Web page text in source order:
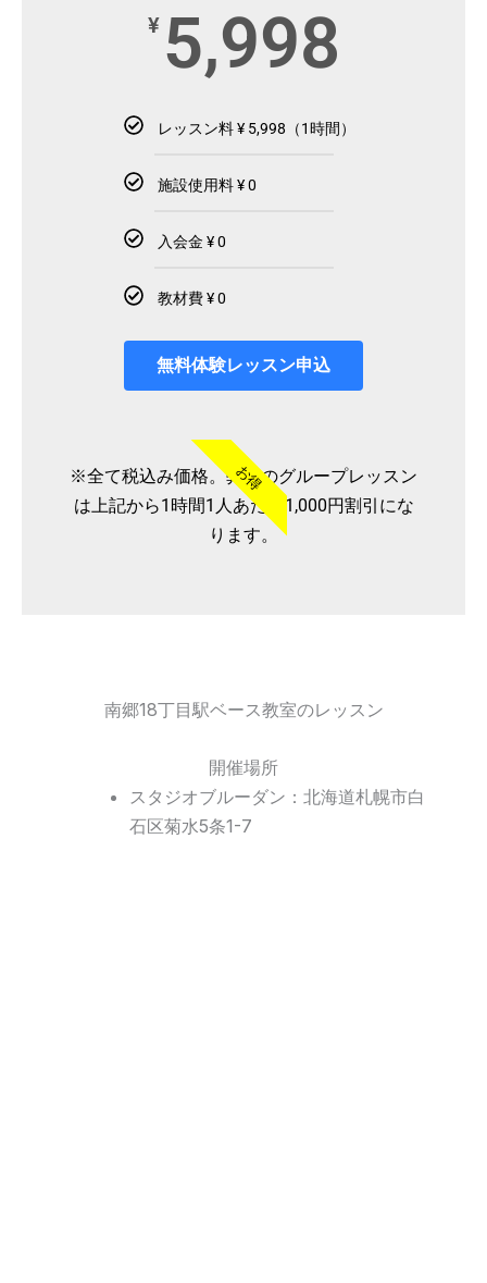
¥ 5,998
レッスン料 ¥ 5,998（1時間）
施設使用料 ¥ 0
入会金 ¥ 0
教材費 ¥ 0
無料体験レッスン申込
お得
※全て税込み価格。弊社のグループレッスン
は上記から1時間1人あたり1,000円割引にな
ります。
南郷18丁目駅ベース教室のレッスン
開催場所
スタジオブルーダン：北海道札幌市白
石区菊水5条1-7